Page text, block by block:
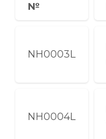
№
NH0003L
NH0004L